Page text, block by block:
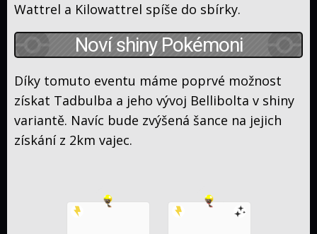
Wattrel a Kilowattrel spíše do sbírky.
Noví shiny Pokémoni
Díky tomuto eventu máme poprvé možnost
získat Tadbulba a jeho vývoj Bellibolta v shiny
variantě. Navíc bude zvýšená šance na jejich
získání z 2km vajec.